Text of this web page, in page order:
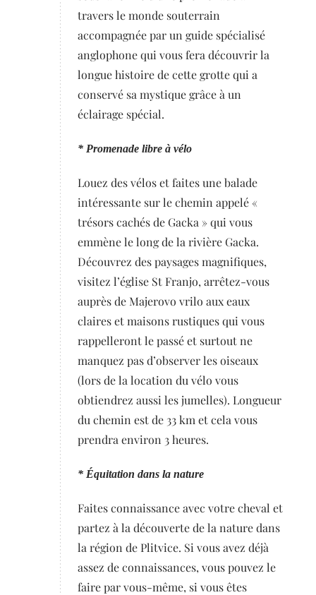
travers le monde souterrain
accompagnée par un guide spécialisé
anglophone qui vous fera découvrir la
longue histoire de cette grotte qui a
conservé sa mystique grâce à un
éclairage spécial.
* Promenade libre à vélo
Louez des vélos et faites une balade
intéressante sur le chemin appelé «
trésors cachés de Gacka » qui vous
emmène le long de la rivière Gacka.
Découvrez des paysages magnifiques,
visitez l’église St Franjo, arrêtez-vous
auprès de Majerovo vrilo aux eaux
claires et maisons rustiques qui vous
rappelleront le passé et surtout ne
manquez pas d’observer les oiseaux
(lors de la location du vélo vous
obtiendrez aussi les jumelles). Longueur
du chemin est de 33 km et cela vous
prendra environ 3 heures.
* Équitation dans la nature
Faites connaissance avec votre cheval et
partez à la découverte de la nature dans
la région de Plitvice. Si vous avez déjà
assez de connaissances, vous pouvez le
faire par vous-même, si vous êtes